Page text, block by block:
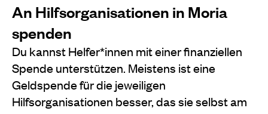
An Hilfsorganisationen in Moria
spenden
Du kannst Helfer*innen mit einer finanziellen
Spende unterstützen. Meistens ist eine
Geldspende für die jeweiligen
Hilfsorganisationen besser, das sie selbst am